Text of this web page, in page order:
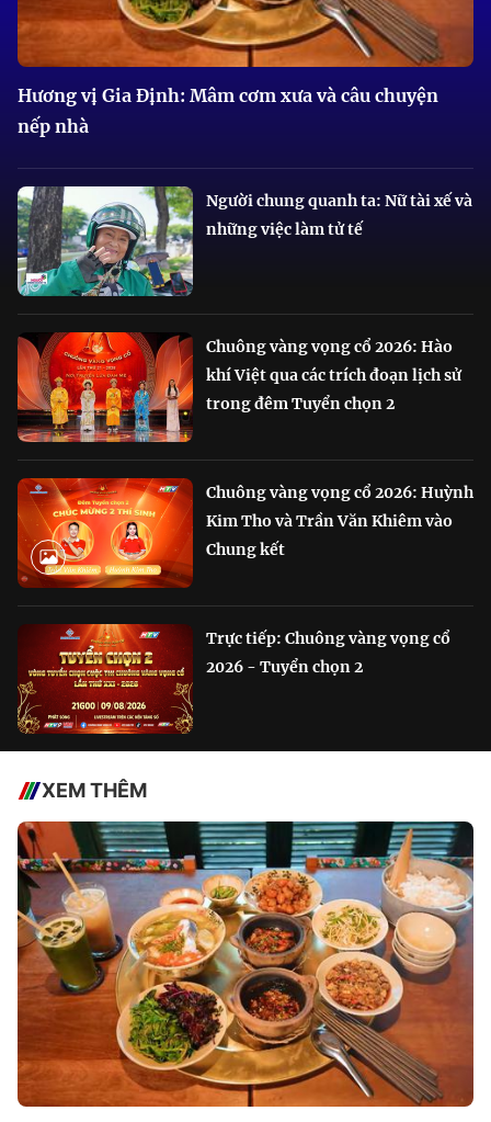
Hương vị Gia Định: Mâm cơm xưa và câu chuyện
nếp nhà
Người chung quanh ta: Nữ tài xế và
những việc làm tử tế
Chuông vàng vọng cổ 2026: Hào
khí Việt qua các trích đoạn lịch sử
trong đêm Tuyển chọn 2
Chuông vàng vọng cổ 2026: Huỳnh
Kim Tho và Trần Văn Khiêm vào
Chung kết
Trực tiếp: Chuông vàng vọng cổ
2026 - Tuyển chọn 2
XEM THÊM